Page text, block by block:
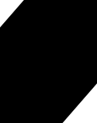
las
Nasir